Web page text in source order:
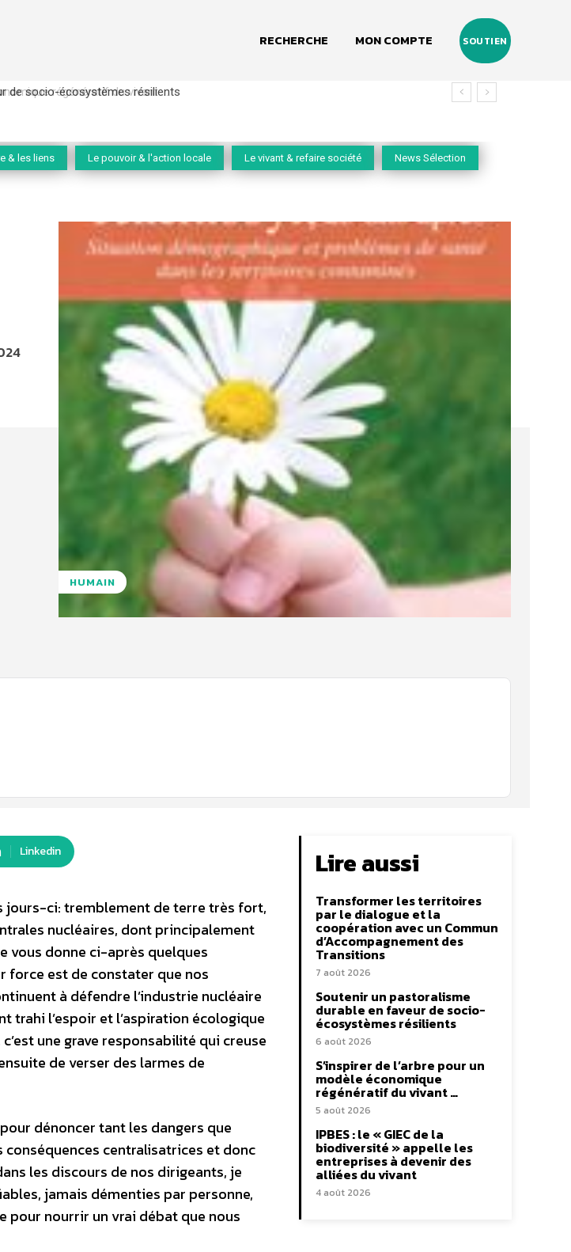
RECHERCHE MON COMPTE SOUTIEN
régénératif du vivant …
& les liens Le pouvoir & l'action locale Le vivant & refaire société News Sélection
HUMAIN
Linkedin
jours-ci: tremblement de terre très fort,
nucléaires, dont principalement
vous donne ci-après quelques
force est de constater que nos
à défendre l’industrie nucléaire
trahi l’espoir et l’aspiration écologique
une grave responsabilité qui creuse
de verser des larmes de
dénoncer tant les dangers que
centralisatrices et donc
les discours de nos dirigeants, je
jamais démenties par personne,
pour nourrir un vrai débat que nous
Lire aussi
Transformer les territoires
par le dialogue et la
coopération avec un Commun
d’Accompagnement des
Transitions
7 août 2026
Soutenir un pastoralisme
durable en faveur de socio-
écosystèmes résilients
6 août 2026
S’inspirer de l’arbre pour un
modèle économique
régénératif du vivant …
5 août 2026
IPBES : le « GIEC de la
biodiversité » appelle les
entreprises à devenir des
alliées du vivant
4 août 2026